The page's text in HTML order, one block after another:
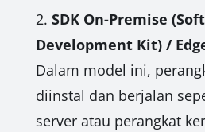
2. SDK On-Premise
Development Kit) /
Dalam model ini,
diinstal dan berjalan
server atau perangkat